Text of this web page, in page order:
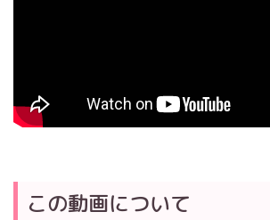
この動画について